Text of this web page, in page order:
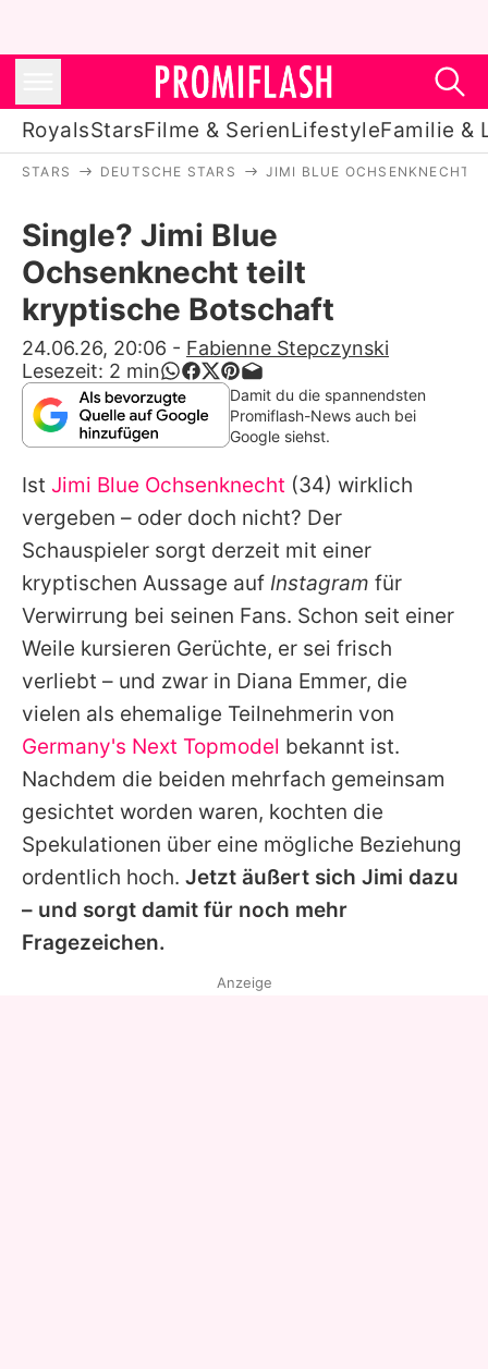
RoyalsStarsFilme & SerienLifestyleFamilie &
Stars
Filme & Serien
Lifestyle
Familie & Liebe
Promiflash Exklusiv
Alle Themen auf Promiflash
Jobs
App runterladen
Team
Redaktionelle Richtlinien
Impressum
Datenschutzerklärung
Nutzungsbedingungen
Utiq verwalten
STARS DEUTSCHE STARS JIMI BLUE OCHSENKNECHT
Single? Jimi Blue
Ochsenknecht teilt
kryptische Botschaft
24.06.26, 20:06 - Fabienne Stepczynski
Lesezeit: 2 min
Damit du die spannendsten
Promiflash-News auch bei
Google siehst.
Ist Jimi Blue Ochsenknecht (34) wirklich
vergeben – oder doch nicht? Der
Schauspieler sorgt derzeit mit einer
kryptischen Aussage auf Instagram für
Verwirrung bei seinen Fans. Schon seit einer
Weile kursieren Gerüchte, er sei frisch
verliebt – und zwar in Diana Emmer, die
vielen als ehemalige Teilnehmerin von
Germany's Next Topmodel bekannt ist.
Nachdem die beiden mehrfach gemeinsam
gesichtet worden waren, kochten die
Spekulationen über eine mögliche Beziehung
ordentlich hoch. Jetzt äußert sich Jimi dazu
– und sorgt damit für noch mehr
Fragezeichen.
Anzeige